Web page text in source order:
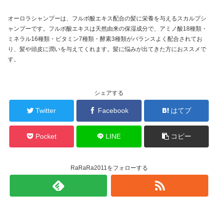
オーロラシャンプーは、フルボ酸エキス配合の髪に栄養を与えるスカルプシ
ャンプーです。フルボ酸エキスは天然由来の保湿成分で、アミノ酸18種類・
ミネラル16種類・ビタミン7種類・酵素3種類がバランスよく配合されてお
り、髪や頭皮に潤いを与えてくれます。髪に悩みが出てきた方におススメで
す。
シェアする
Twitter Facebook はてブ
Pocket LINE コピー
RaRaRa2011をフォローする